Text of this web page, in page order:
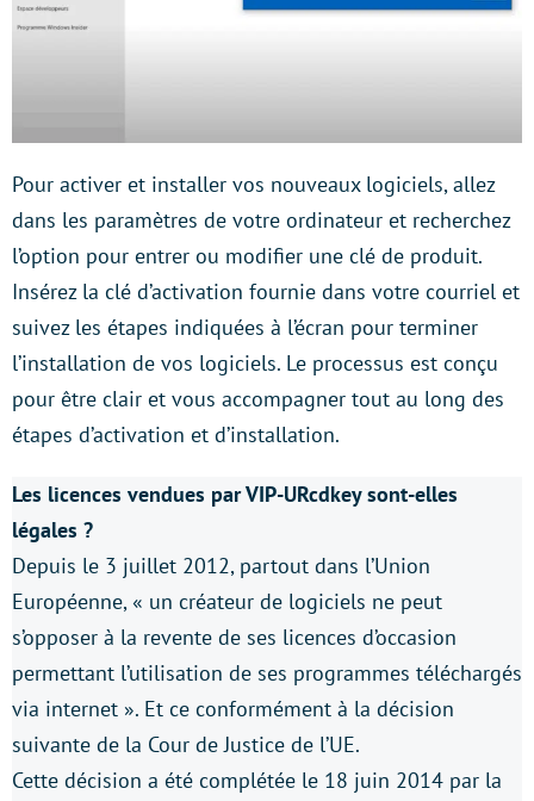
Pour activer et installer vos nouveaux logiciels, allez
dans les paramètres de votre ordinateur et recherchez
l’option pour entrer ou modifier une clé de produit.
Insérez la clé d’activation fournie dans votre courriel et
suivez les étapes indiquées à l’écran pour terminer
l’installation de vos logiciels. Le processus est conçu
pour être clair et vous accompagner tout au long des
étapes d’activation et d’installation.
Les licences vendues par VIP-URcdkey sont-elles
légales ?
Depuis le 3 juillet 2012, partout dans l’Union
Européenne, « un créateur de logiciels ne peut
s’opposer à la revente de ses licences d’occasion
permettant l’utilisation de ses programmes téléchargés
via internet ». Et ce conformément à la décision
suivante de la Cour de Justice de l’UE.
Cette décision a été complétée le 18 juin 2014 par la